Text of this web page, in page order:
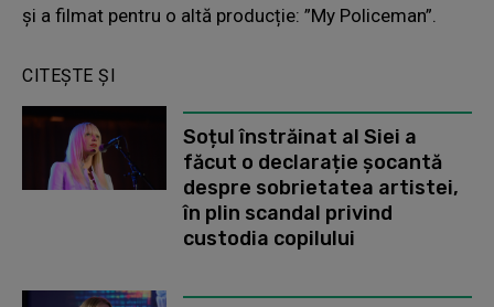
și a filmat pentru o altă producție: ”My Policeman”.
CITEȘTE ȘI
Soțul înstrăinat al Siei a
făcut o declarație șocantă
despre sobrietatea artistei,
în plin scandal privind
custodia copilului